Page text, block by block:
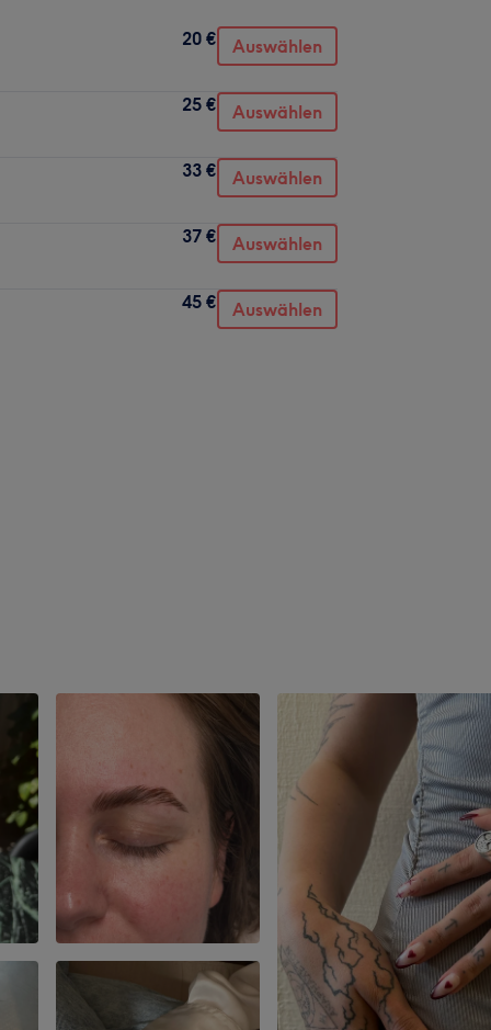
20 € Auswählen
25 € Auswählen
33 € Auswählen
37 € Auswählen
45 € Auswählen